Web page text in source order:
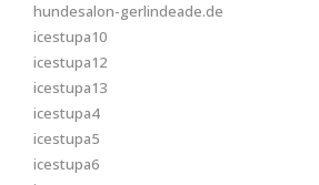
hundesalon-gerlindeade.de
icestupa10
icestupa12
icestupa13
icestupa4
icestupa5
icestupa6